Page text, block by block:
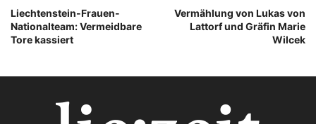
Liechtenstein-Frauen-
Nationalteam: Vermeidbare
Tore kassiert
Vermählung von Lukas von
Lattorf und Gräfin Marie
Wilcek